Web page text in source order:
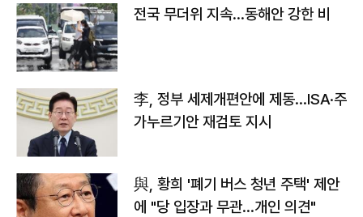
전국 무더위 지속…동해안 강한 비
李, 정부 세제개편안에 제동…ISA·주
가누르기안 재검토 지시
與, 황희 '폐기 버스 청년 주택' 제안
에 "당 입장과 무관…개인 의견"